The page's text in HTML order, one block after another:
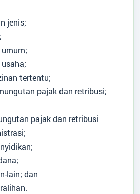
jenis;
tertentu;
pajak dan retribusi;
pajak dan retribusi
lain; dan